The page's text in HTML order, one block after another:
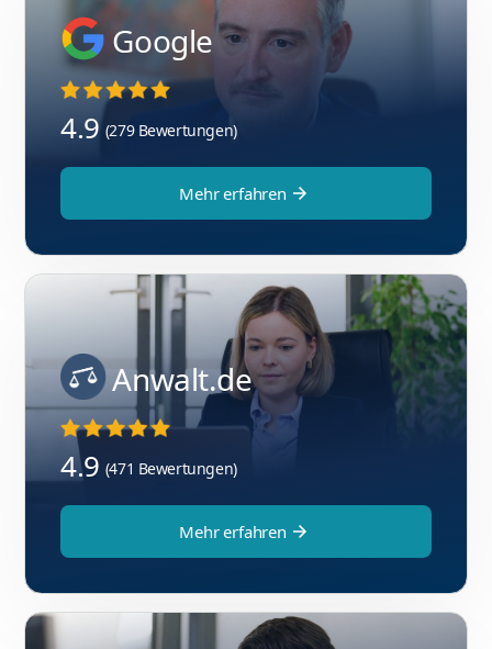
Google
4.9 (279 Bewertungen)
Mehr erfahren
Anwalt.de
4.9 (471 Bewertungen)
Mehr erfahren